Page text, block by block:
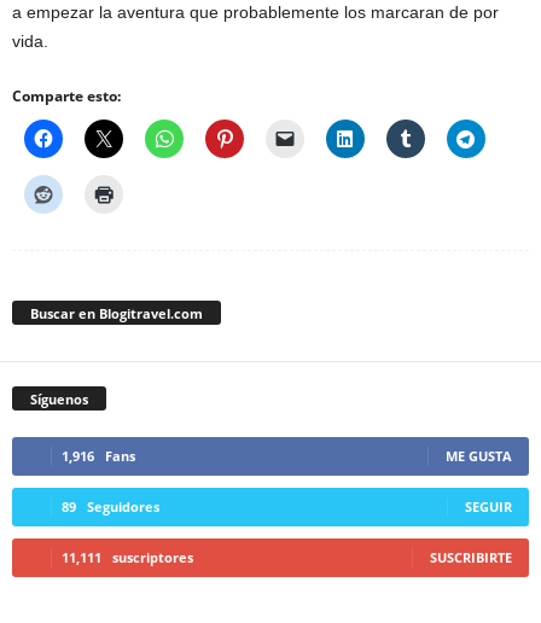
a empezar la aventura que probablemente los marcaran de por
vida.
Comparte esto:
Buscar en Blogitravel.com
Síguenos
1,916 Fans ME GUSTA
89 Seguidores SEGUIR
11,111 suscriptores SUSCRIBIRTE